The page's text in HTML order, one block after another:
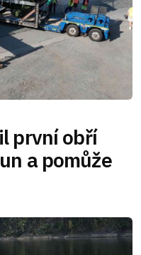
první obří
a pomůže